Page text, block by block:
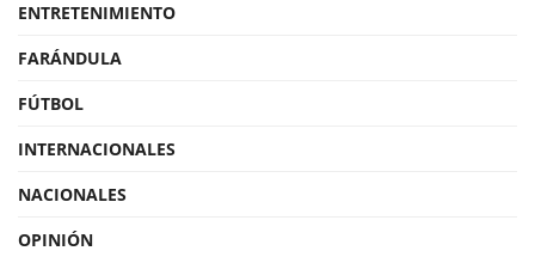
ENTRETENIMIENTO
FARÁNDULA
FÚTBOL
INTERNACIONALES
NACIONALES
OPINIÓN